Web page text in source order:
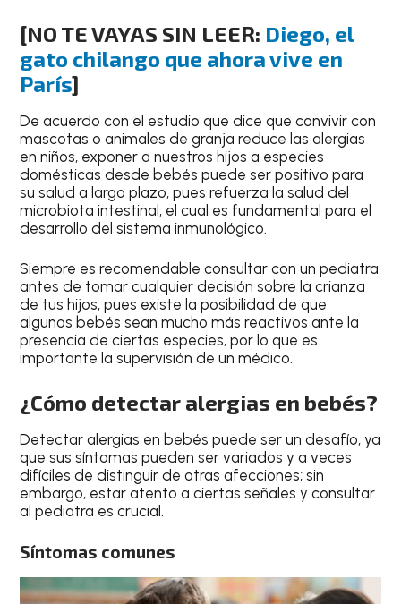
[NO TE VAYAS SIN LEER: Diego, el
gato chilango que ahora vive en
París]
De acuerdo con el estudio que dice que convivir con
mascotas o animales de granja reduce las alergias
en niños, exponer a nuestros hijos a especies
domésticas desde bebés puede ser positivo para
su salud a largo plazo, pues refuerza la salud del
microbiota intestinal, el cual es fundamental para el
desarrollo del sistema inmunológico.
Siempre es recomendable consultar con un pediatra
antes de tomar cualquier decisión sobre la crianza
de tus hijos, pues existe la posibilidad de que
algunos bebés sean mucho más reactivos ante la
presencia de ciertas especies, por lo que es
importante la supervisión de un médico.
¿Cómo detectar alergias en bebés?
Detectar alergias en bebés puede ser un desafío, ya
que sus síntomas pueden ser variados y a veces
difíciles de distinguir de otras afecciones; sin
embargo, estar atento a ciertas señales y consultar
al pediatra es crucial.
Síntomas comunes